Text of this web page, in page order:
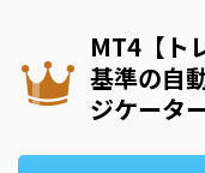
MT4【ト
基準の自
ジケータ